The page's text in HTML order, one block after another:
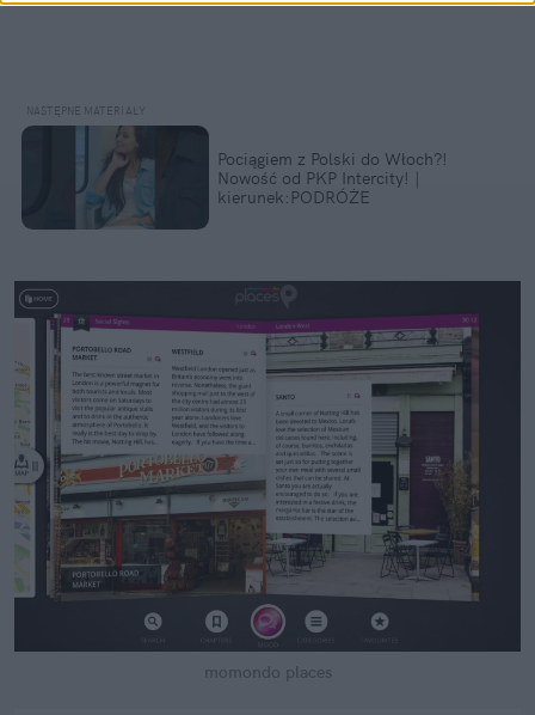
Pociągiem z Polski do Włoch?!
Nowość od PKP Intercity! |
kierunek:PODRÓŻE
momondo places